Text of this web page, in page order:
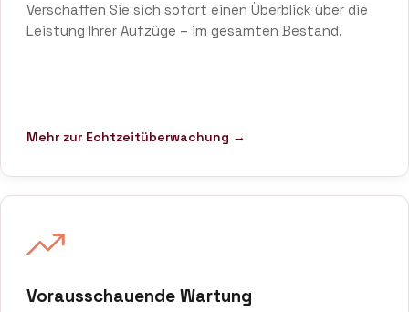
Verschaffen Sie sich sofort einen Überblick über die
Leistung Ihrer Aufzüge – im gesamten Bestand.
Mehr zur Echtzeitüberwachung →
Vorausschauende Wartung